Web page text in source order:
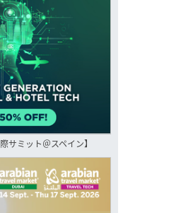
サミット＠スペイン】
いますぐ登録する